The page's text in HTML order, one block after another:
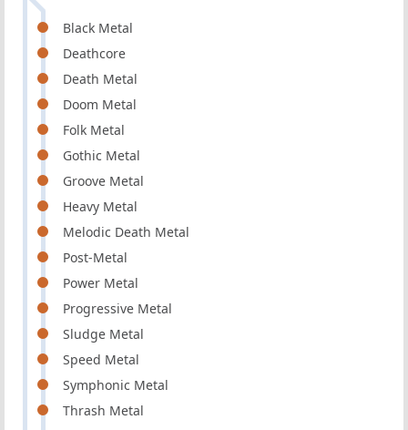
Black Metal
Deathcore
Death Metal
Doom Metal
Folk Metal
Gothic Metal
Groove Metal
Heavy Metal
Melodic Death Metal
Post-Metal
Power Metal
Progressive Metal
Sludge Metal
Speed Metal
Symphonic Metal
Thrash Metal